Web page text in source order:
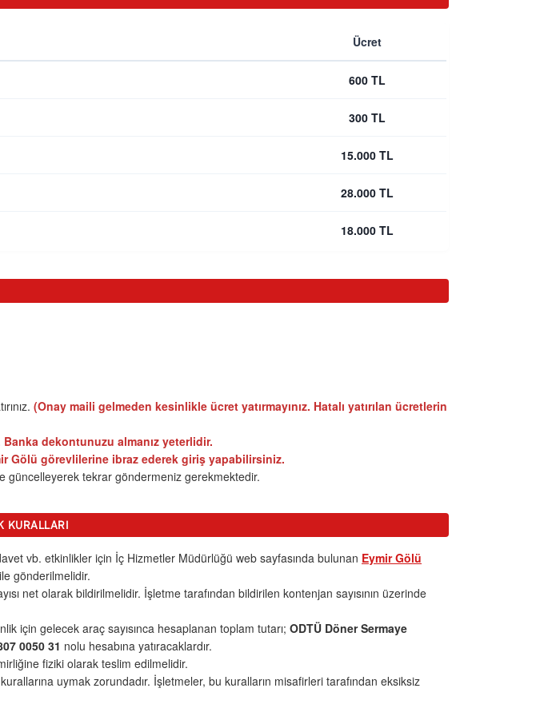
Ücret
600 TL
300 TL
15.000 TL
28.000 TL
18.000 TL
(Onay maili gelmeden kesinlikle ücret yatırmayınız. Hatalı yatırılan ücretlerin
dekontunuzu almanız yeterlidir.
Gölü görevlilerine ibraz ederek giriş yapabilirsiniz.
güncelleyerek tekrar göndermeniz gerekmektedir.
KURALLARI
vb. etkinlikler için İç Hizmetler Müdürlüğü web sayfasında bulunan Eymir Gölü
gönderilmelidir.
net olarak bildirilmelidir. İşletme tarafından bildirilen kontenjan sayısının üzerinde
için gelecek araç sayısınca hesaplanan toplam tutarı; ODTÜ Döner Sermaye
0050 31 nolu hesabına yatıracaklardır.
fiziki olarak teslim edilmelidir.
uymak zorundadır. İşletmeler, bu kuralların misafirleri tarafından eksiksiz